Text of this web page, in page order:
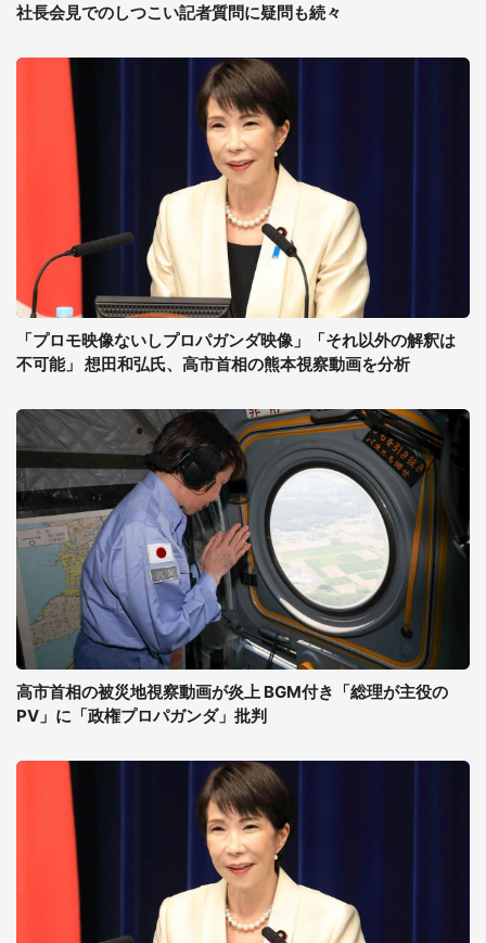
社長会見でのしつこい記者質問に疑問も続々
「プロモ映像ないしプロパガンダ映像」「それ以外の解釈は
不可能」 想田和弘氏、高市首相の熊本視察動画を分析
高市首相の被災地視察動画が炎上 BGM付き「総理が主役の
PV」に「政権プロパガンダ」批判